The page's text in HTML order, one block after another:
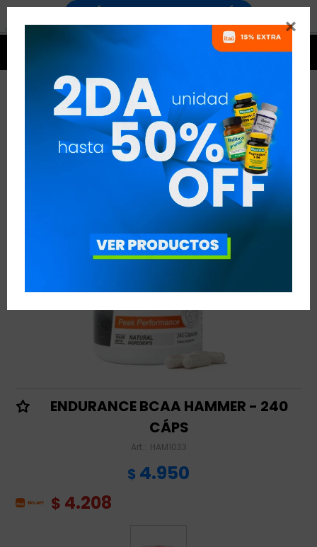

ENDURANCE BCAA HAMMER - 240
CÁPS
HAM1033
$ 4.950
$ 4.208